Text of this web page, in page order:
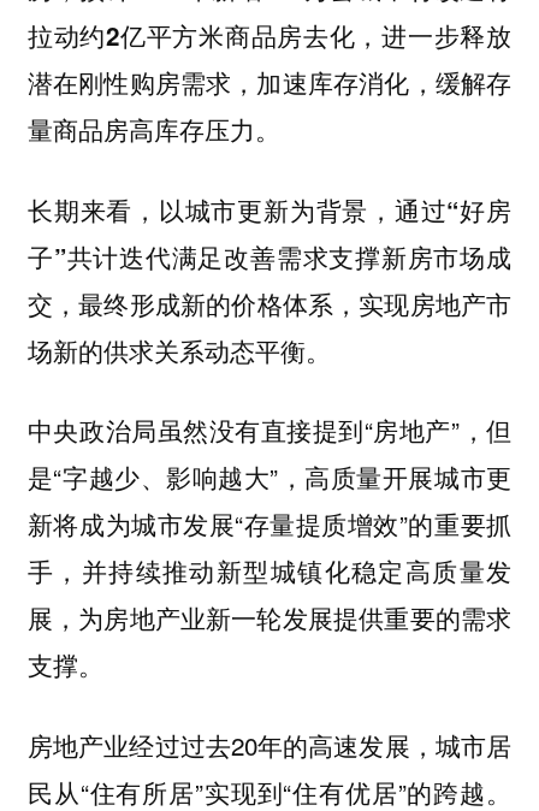
拉动约2亿平方米商品房去化 ，进一步释放
潜在刚性购房需求，加速库存消化，缓解存
量商品房高库存压力。
长期来看，以城市更新为背景， 通过“好房
子”共计迭代满足改善需求支撑新房市场成
交 ，最终形成新的价格体系，实现房地产市
场新的供求关系动态平衡。
中央政治局虽然没有直接提到“房地产”，但
是“字越少、影响越大”，高质量开展城市更
新将成为城市发展“存量提质增效”的重要抓
手，并持续推动新型城镇化稳定高质量发
展，为房地产业新一轮发展提供重要的需求
支撑。
房地产业经过过去20年的高速发展，城市居
民从“住有所居”实现到“住有优居”的跨越。